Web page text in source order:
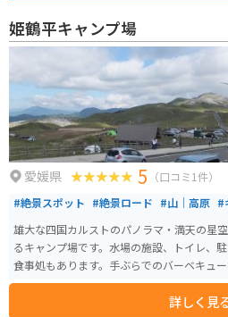
姫鶴平キャンプ場
愛媛県 5 （口コミ1件）
#絶景スポット #絶景ロード #山｜高原 #
雄大な四国カルストのパノラマ・満天の星
るキャンプ場です。水場の施設、トイレ、
食事処もあります。手ぶらでのバーベキュー
詳しく見